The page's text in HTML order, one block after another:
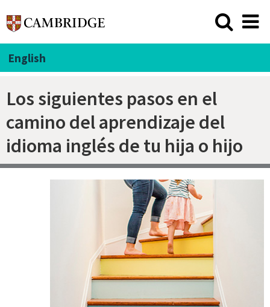
English
Los siguientes pasos en el
camino del aprendizaje del
idioma inglés de tu hija o hijo